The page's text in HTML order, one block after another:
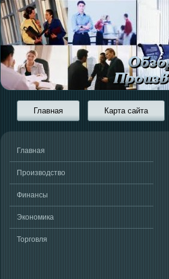
Главная Карта сайта
Главная
Производство
Финансы
Экономика
Торговля